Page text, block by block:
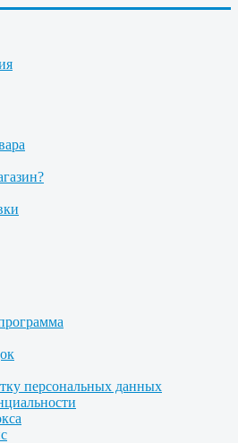
персональных данных